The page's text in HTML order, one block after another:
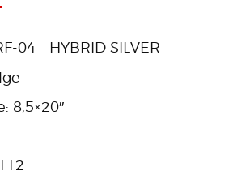
04 – HYBRID SILVER
8,5×20″